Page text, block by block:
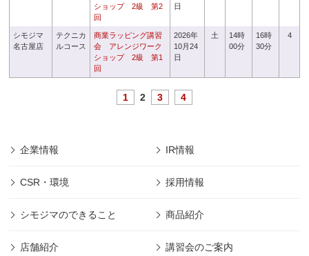
ショップ 2級 第2
回
日
シモジマ
名古屋店
テクニカ
ルコース
商業ラッピング講習
会 アレンジワーク
ショップ 2級 第1
回
2026年
10月24
日
土
14時
00分
16時
30分
4
1 2 3 4
企業情報 IR情報
CSR・環境 採用情報
シモジマのできること 商品紹介
店舗紹介 講習会のご案内